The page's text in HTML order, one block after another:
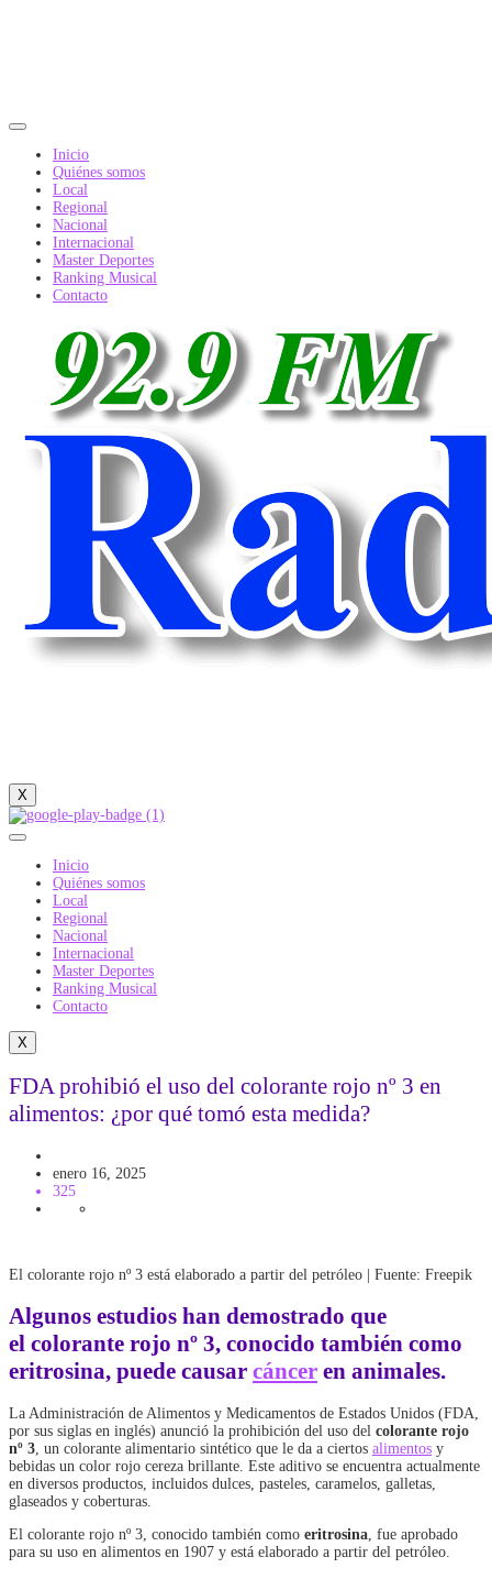
Inicio
Quiénes somos
Local
Regional
Nacional
Internacional
Master Deportes
Ranking Musical
Contacto
X
Inicio
Quiénes somos
Local
Regional
Nacional
Internacional
Master Deportes
Ranking Musical
Contacto
X
FDA prohibió el uso del colorante rojo nº 3 en
alimentos: ¿por qué tomó esta medida?
enero 16, 2025
325
El colorante rojo nº 3 está elaborado a partir del petróleo | Fuente: Freepik
Algunos estudios han demostrado que
el colorante rojo nº 3, conocido también como
eritrosina, puede causar cáncer en animales.
La Administración de Alimentos y Medicamentos de Estados Unidos (FDA,
por sus siglas en inglés) anunció la prohibición del uso del colorante rojo
nº 3 , un colorante alimentario sintético que le da a ciertos alimentos y
bebidas un color rojo cereza brillante. Este aditivo se encuentra actualmente
en diversos productos, incluidos dulces, pasteles, caramelos, galletas,
glaseados y coberturas.
El colorante rojo nº 3, conocido también como eritrosina , fue aprobado
para su uso en alimentos en 1907 y está elaborado a partir del petróleo.